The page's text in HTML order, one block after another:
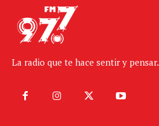
La radio que te hace sentir y pensar.